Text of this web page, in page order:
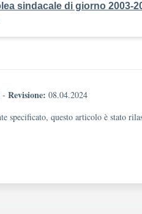
sindacale di giorno 2003-
- Revisione: 08.04.2024
specificato, questo articolo è stato